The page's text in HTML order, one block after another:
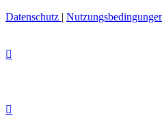
Datenschutz |